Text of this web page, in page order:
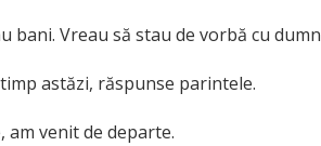
bani. Vreau să stau de vorbă cu
astăzi, răspunse parintele.
am venit de departe.